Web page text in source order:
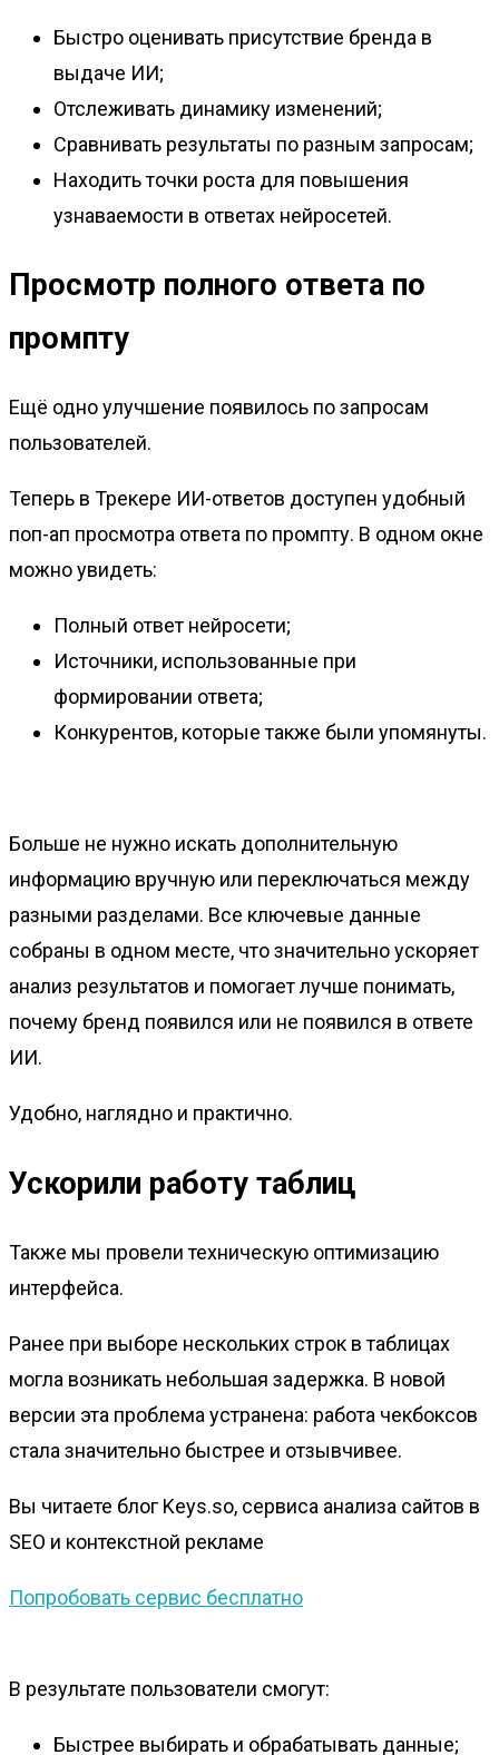
Быстро оценивать присутствие бренда в
выдаче ИИ;
Отслеживать динамику изменений;
Сравнивать результаты по разным запросам;
Находить точки роста для повышения
узнаваемости в ответах нейросетей.
Просмотр полного ответа по
промпту
Ещё одно улучшение появилось по запросам
пользователей.
Теперь в Трекере ИИ-ответов доступен удобный
поп-ап просмотра ответа по промпту. В одном окне
можно увидеть:
Полный ответ нейросети;
Источники, использованные при
формировании ответа;
Конкурентов, которые также были упомянуты.
Больше не нужно искать дополнительную
информацию вручную или переключаться между
разными разделами. Все ключевые данные
собраны в одном месте, что значительно ускоряет
анализ результатов и помогает лучше понимать,
почему бренд появился или не появился в ответе
ИИ.
Удобно, наглядно и практично.
Ускорили работу таблиц
Также мы провели техническую оптимизацию
интерфейса.
Ранее при выборе нескольких строк в таблицах
могла возникать небольшая задержка. В новой
версии эта проблема устранена: работа чекбоксов
стала значительно быстрее и отзывчивее.
Вы читаете блог Keys.so, сервиса анализа сайтов в
SEO и контекстной рекламе
Попробовать сервис бесплатно
В результате пользователи смогут:
Быстрее выбирать и обрабатывать данные;